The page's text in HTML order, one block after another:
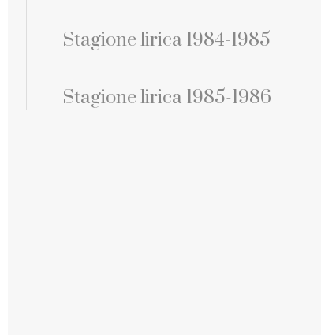
Stagione lirica 1984-1985
Stagione lirica 1985-1986